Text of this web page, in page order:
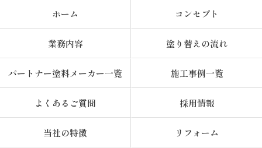
ホーム コンセプト
業務内容 塗り替えの流れ
パートナー塗料メーカー一覧 施工事例一覧
よくあるご質問 採用情報
当社の特徴 リフォーム